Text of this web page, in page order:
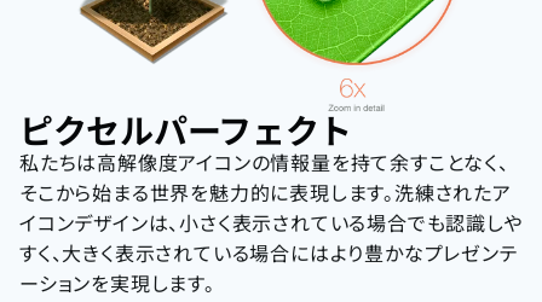
ピクセルパーフェクト
私たちは高解像度アイコンの情報量を持て余すことなく、
そこから始まる世界を魅力的に表現します。洗練されたア
イコンデザインは、小さく表示されている場合でも認識しや
すく、大きく表示されている場合にはより豊かなプレゼンテ
ーションを実現します。